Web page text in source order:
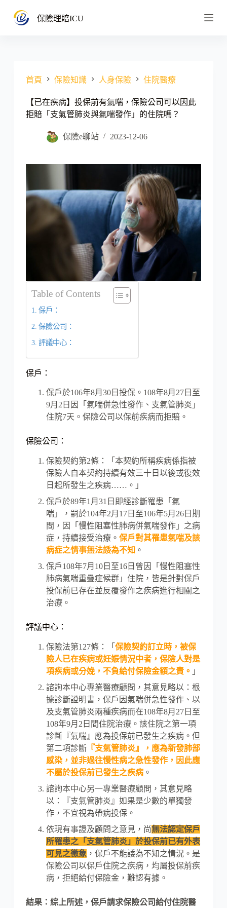
跳
至
保險理賠ICU
首頁 保險知識 人身保險 住院醫療
【已在疾病】投保前有氣喘，保險公司可以因此
拒賠「支氣管肺炎與氣喘發作」的住院嗎？
保險e聊站 2023-12-06
Table of Contents
保戶：
保險公司：
評議中心：
保戶：
保戶於106年8月30日投保。108年8月27日至
9月2日因「氣喘併急性發作、支氣管肺炎」
住院7天。保險公司以保前疾病而拒賠。
保險公司：
保險契約第2條：「本契約所稱疾病係指被
保險人自本契約持續有效三十日以後或復效
日起所發生之疾病……。」
保戶於89年1月31日即經診斷罹患「氣
喘」，嗣於104年2月17日至106年5月26日期
間，因「慢性阻塞性肺病併氣喘發作」之病
症，持續接受治療。 保戶對其罹患氣喘及該
病症之情事無法諉為不知 。
保戶108年7月10日至16日曾因「慢性阻塞性
肺病氣喘重疊症候群」住院，皆是針對保戶
投保前已存在並反覆發作之疾病進行相關之
治療。
評議中心：
保險法第127條：「 保險契約訂立時，被保
險人已在疾病或妊娠情況中者，保險人對是
項疾病或分娩，不負給付保險金額之責。 」
諮詢本中心專業醫療顧問，其意見略以：根
據診斷證明書，保戶因氣喘併急性發作、以
及支氣管肺炎兩種疾病而在108年8月27日至
108年9月2日間住院治療。該住院之第一項
診斷『氣喘』應為投保前已發生之疾病。但
第二項診斷『支氣管肺炎』，應為新發肺部
感染，並非過往慢性病之急性發作，因此應
不屬於投保前已發生之疾病。
諮詢本中心另一專業醫療顧問，其意見略
以：『支氣管肺炎』如果是少數的單獨發
作，不宜視為帶病投保。
依現有事證及顧問之意見，尚無法認定保戶
所罹患之「支氣管肺炎」於投保前已有外表
可見之徵象 ，保戶不能諉為不知之情況。是
保險公司以保戶住院之疾病，均屬投保前疾
病，拒絕給付保險金，難認有據。
結果：綜上所述，保戶請求保險公司給付住院醫